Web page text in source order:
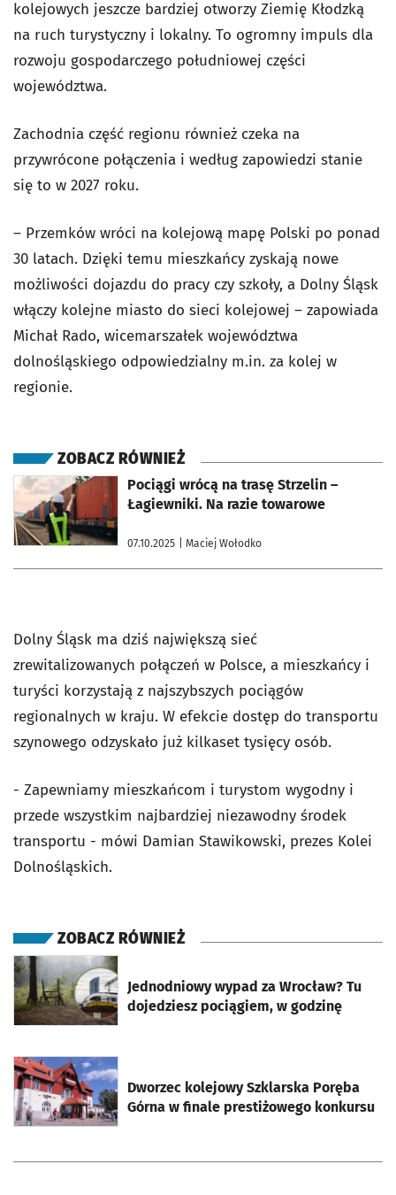
kolejowych jeszcze bardziej otworzy Ziemię Kłodzką
na ruch turystyczny i lokalny. To ogromny impuls dla
rozwoju gospodarczego południowej części
województwa.
Zachodnia część regionu również czeka na
przywrócone połączenia i według zapowiedzi stanie
się to w 2027 roku.
– Przemków wróci na kolejową mapę Polski po ponad
30 latach. Dzięki temu mieszkańcy zyskają nowe
możliwości dojazdu do pracy czy szkoły, a Dolny Śląsk
włączy kolejne miasto do sieci kolejowej – zapowiada
Michał Rado, wicemarszałek województwa
dolnośląskiego odpowiedzialny m.in. za kolej w
regionie.
ZOBACZ RÓWNIEŻ
Pociągi wrócą na trasę Strzelin –
Łagiewniki. Na razie towarowe
07.10.2025 | Maciej Wołodko
otworzy się w nowej karcie
Dolny Śląsk ma dziś największą sieć
zrewitalizowanych połączeń w Polsce, a mieszkańcy i
turyści korzystają z najszybszych pociągów
regionalnych w kraju. W efekcie dostęp do transportu
szynowego odzyskało już kilkaset tysięcy osób.
- Zapewniamy mieszkańcom i turystom wygodny i
przede wszystkim najbardziej niezawodny środek
transportu - mówi Damian Stawikowski, prezes Kolei
Dolnośląskich.
ZOBACZ RÓWNIEŻ
Jednodniowy wypad za Wrocław? Tu
dojedziesz pociągiem, w godzinę
otworzy się w nowej karcie
Dworzec kolejowy Szklarska Poręba
Górna w finale prestiżowego konkursu
otworzy się w nowej karcie